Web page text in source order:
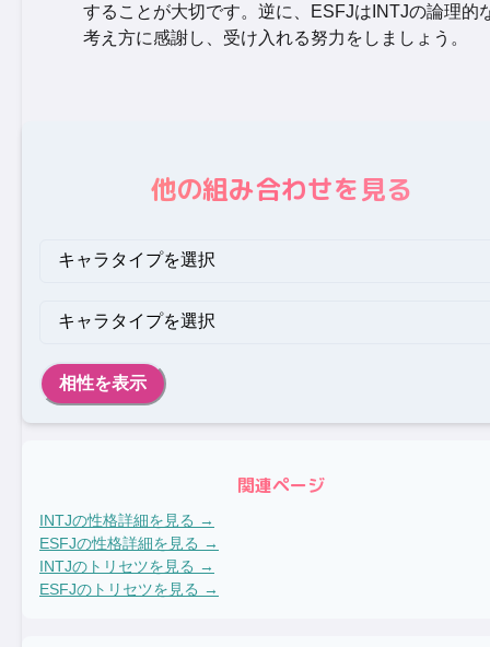
することが大切です。逆に、ESFJはINTJの論理的
考え方に感謝し、受け入れる努力をしましょう。
他の組み合わせを見る
相性を表示
関連ページ
INTJの性格詳細を見る →
ESFJの性格詳細を見る →
INTJのトリセツを見る →
ESFJのトリセツを見る →